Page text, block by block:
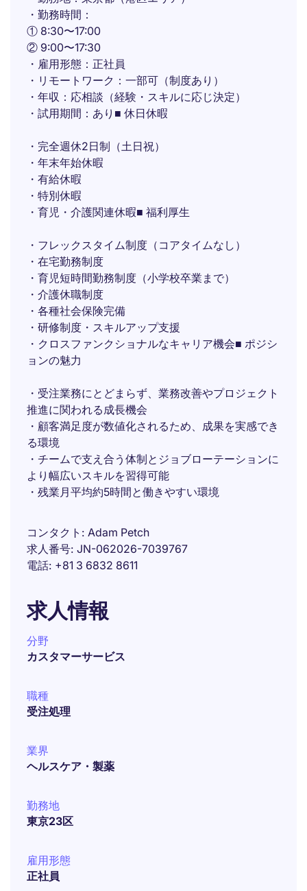
・勤務時間：
① 8:30〜17:00
② 9:00〜17:30
・雇用形態：正社員
・リモートワーク：一部可（制度あり）
・年収：応相談（経験・スキルに応じ決定）
・試用期間：あり■ 休日休暇
・完全週休2日制（土日祝）
・年末年始休暇
・有給休暇
・特別休暇
・育児・介護関連休暇■ 福利厚生
・フレックスタイム制度（コアタイムなし）
・在宅勤務制度
・育児短時間勤務制度（小学校卒業まで）
・介護休職制度
・各種社会保険完備
・研修制度・スキルアップ支援
・クロスファンクショナルなキャリア機会■ ポジシ
ョンの魅力
・受注業務にとどまらず、業務改善やプロジェクト
推進に関われる成長機会
・顧客満足度が数値化されるため、成果を実感でき
る環境
・チームで支え合う体制とジョブローテーションに
より幅広いスキルを習得可能
・残業月平均約5時間と働きやすい環境
コンタクト
Adam Petch
求人番号 JN-062026-7039767
電話 +81 3 6832 8611
求人情報
分野
カスタマーサービス
職種
受注処理
業界
ヘルスケア・製薬
勤務地
東京23区
雇用形態
正社員